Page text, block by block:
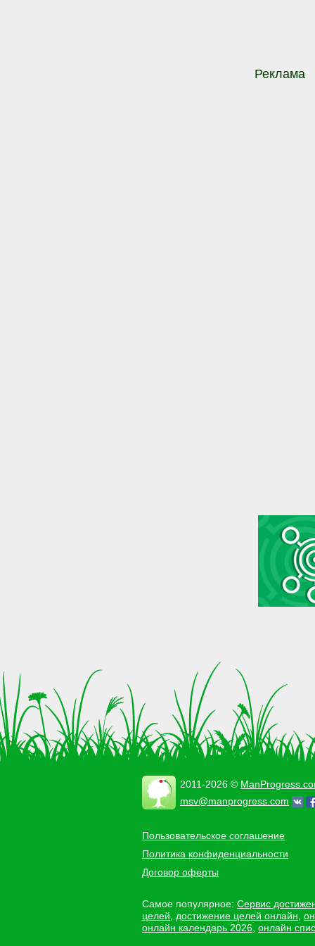
Реклама
2011-2026 ©
msv@manprogress.com
Пользовательское соглашение
Политика конфиденциальности
Договор оферты
Самое популярное: Сервис
целей
достижение целей онлайн
онлайн календарь 2026 онлайн